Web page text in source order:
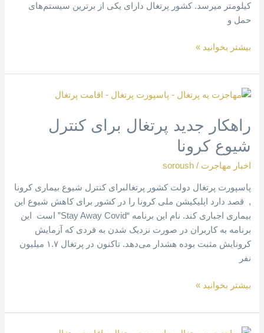
کیلومتر میرسد‌. کشور پرتغال دارای یکی از برترین سیستم‌های
حمل و
بیشتر بخوانید »
راهکار جدید پرتغال برای کنترل
شیوع کرونا
اخبار مهاجرت /
soroush
پاسپورت پرتغال دولت کشور پرتغالبرای کنترل شیوع بیماری کرونا
, قصد دارد اپلیکیشن ملی کرونا را در کشور برای کاهش شیوع این
بیماری اجباری کند. نام این برنامه “Stay Away Covid” است این
برنامه به کاربران در صورت نزدیک شدن به فردی که آزمایش
کرونایش مثبت بوده هشدار می‌دهد. تاکنون در پرتغال ۱.۷ میلیون
نفر
راهکار
پرتغال
برای
کنترل
شیوع
بیشتر بخوانید »